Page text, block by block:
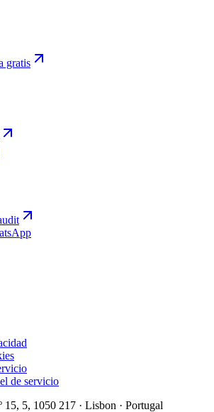
gratis
de servicio
15, 5, 1050 217 · Lisbon · Portugal